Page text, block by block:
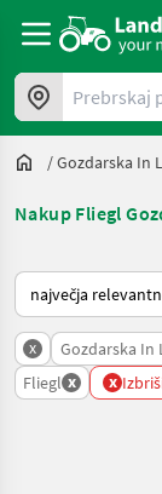
Prebrskaj
/Gozdarska In
Nakup Fliegl
Tako je
x Gozdarska In
Fliegl x x